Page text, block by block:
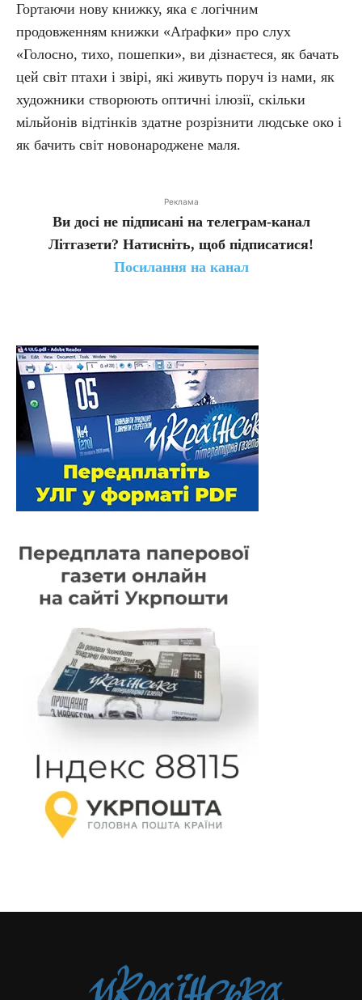
Гортаючи нову книжку, яка є логічним
продовженням книжки «Аґрафки» про слух
«Голосно, тихо, пошепки», ви дізнаєтеся, як бачать
цей світ птахи і звірі, які живуть поруч із нами, як
художники створюють оптичні ілюзії, скільки
мільйонів відтінків здатне розрізнити людське око і
як бачить світ новонароджене маля.
Реклама
Ви досі не підписані на телеграм-канал
Літгазети? Натисніть, щоб підписатися!
Посилання на канал